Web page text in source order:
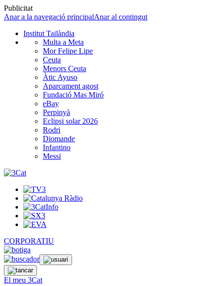
Publicitat
Anar a la navegació principalAnar al contingut
Institut Tailàndia
Multa a Meta
Mor Felipe Lipe
Ceuta
Menors Ceuta
Àtic Ayuso
Aparcament agost
Fundació Mas Miró
eBay
Perpinyà
Eclipsi solar 2026
Rodri
Diomande
Infantino
Messi
CORPORATIU
El meu 3Cat